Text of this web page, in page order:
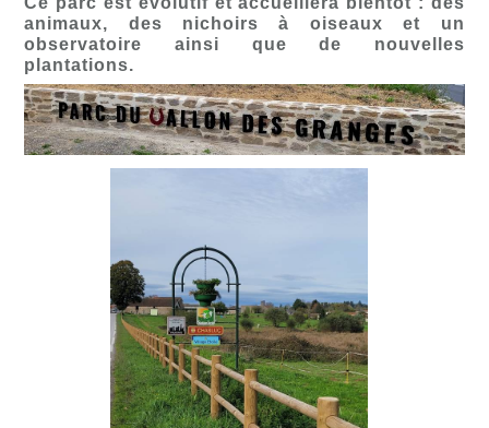
animaux, des nichoirs à oiseaux et un
observatoire ainsi que de nouvelles
plantations.